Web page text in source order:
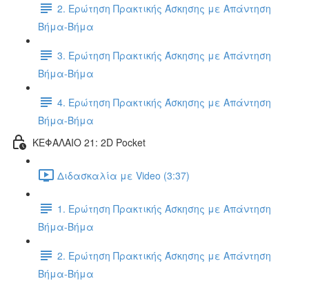
2. Ερώτηση Πρακτικής Άσκησης με Απάντηση
Βήμα-Βήμα
3. Ερώτηση Πρακτικής Άσκησης με Απάντηση
Βήμα-Βήμα
4. Ερώτηση Πρακτικής Άσκησης με Απάντηση
Βήμα-Βήμα
ΚΕΦΑΛΑΙΟ 21: 2D Pocket
Διδασκαλία με Video (3:37)
1. Ερώτηση Πρακτικής Άσκησης με Απάντηση
Βήμα-Βήμα
2. Ερώτηση Πρακτικής Άσκησης με Απάντηση
Βήμα-Βήμα